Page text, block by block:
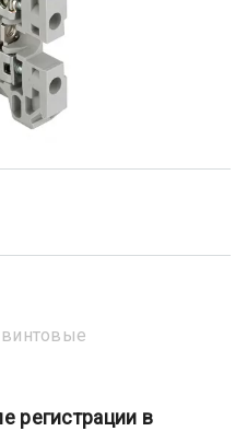
регистрации в